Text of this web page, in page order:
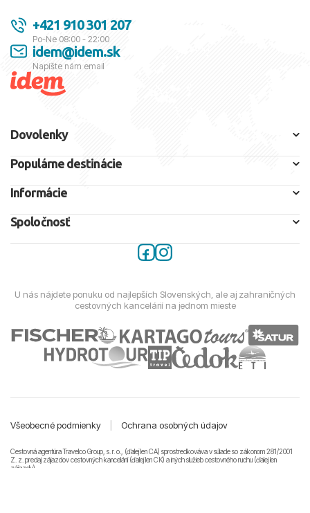
+421 910 301 207
Po-Ne 08:00 - 22:00
idem@idem.sk
Napíšte nám email
Dovolenky
Populárne destinácie
Informácie
Spoločnosť
U nás nájdete ponuku od najlepších Slovenských, ale aj zahraničných
cestovných kancelárií na jednom mieste
Všeobecné podmienky Ochrana osobných údajov
Cestovná agentúra Travelco Group, s. r. o., (ďalej len CA) sprostredkováva v súlade so zákonom 281/2001
Z. z. predaj zájazdov cestovných kancelárii (ďalej len CK) a iných služieb cestovného ruchu (ďalej len
zájazdy).